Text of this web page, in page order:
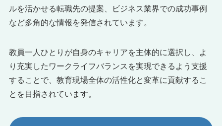
ルを活かせる転職先の提案、ビジネス業界での成功事例
など多角的な情報を発信されています。
教員一人ひとりが自身のキャリアを主体的に選択し、よ
り充実したワークライフバランスを実現できるよう支援
することで、教育現場全体の活性化と変革に貢献するこ
とを目指されています。